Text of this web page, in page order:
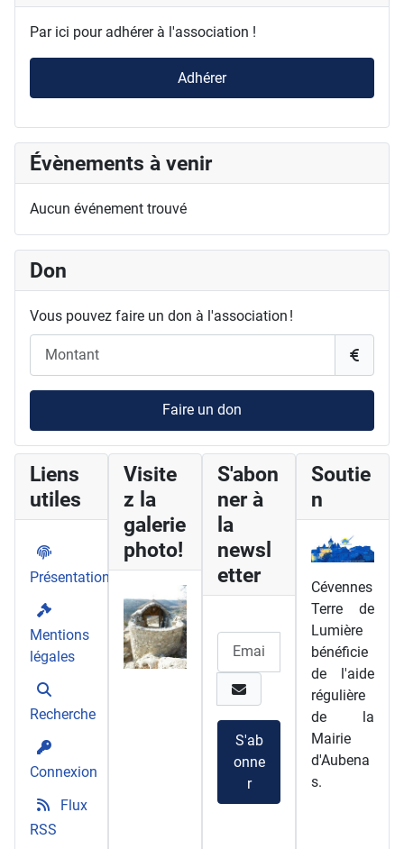
Par ici pour adhérer à l'association !
Adhérer
Évènements à venir
Aucun événement trouvé
Don
Vous pouvez faire un don à l'association !
Faire un don
Liens
utiles
Présentation
Mentions
légales
Recherche
Connexion
Flux
RSS
Visite
z la
galerie
photo!
S'abon
ner à
la
newsl
etter
S'ab
onne
r
Soutie
n
Cévennes
Terre de
Lumière
bénéficie
de l'aide
régulière
de la
Mairie
d'Aubena
s.